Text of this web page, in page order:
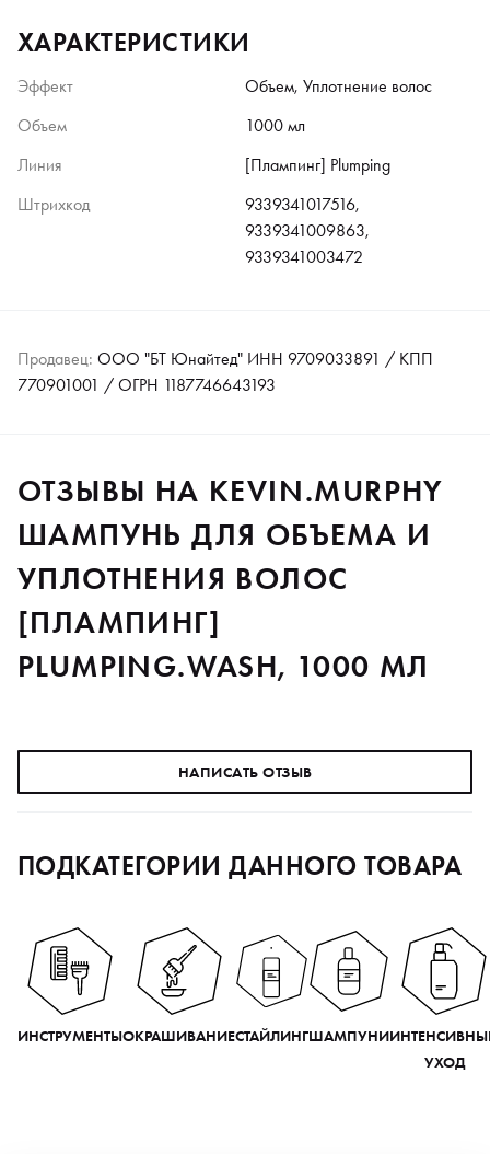
ХАРАКТЕРИСТИКИ
Эффект
Объем, Уплотнение волос
Объем
1000 мл
Линия
[Плампинг] Plumping
Штрихкод
9339341017516,
9339341009863,
9339341003472
Продавец: ООО "БТ Юнайтед" ИНН 9709033891 / КПП
770901001 / ОГРН 1187746643193
ОТЗЫВЫ НА KEVIN.MURPHY
ШАМПУНЬ ДЛЯ ОБЪЕМА И
УПЛОТНЕНИЯ ВОЛОС
[ПЛАМПИНГ]
PLUMPING.WASH, 1000 МЛ
НАПИСАТЬ ОТЗЫВ
ПОДКАТЕГОРИИ ДАННОГО ТОВАРА
ИНСТРУМЕНТЫОКРАШИВАНИЕСТАЙЛИНГШАМПУНИ
УХОД